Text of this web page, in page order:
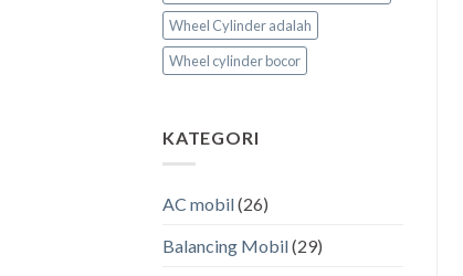
Wheel Cylinder adalah
Wheel cylinder bocor
KATEGORI
AC mobil(26)
Balancing Mobil(29)